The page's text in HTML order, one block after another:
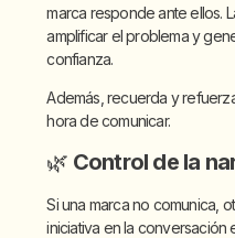
marca responde ante ellos.
amplificar el problema y
confianza.
Además, recuerda y
hora de comunicar.
🌿 Control de la
Si una marca no comunica,
iniciativa en la conversación